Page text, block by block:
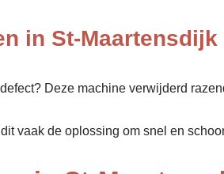
in St-Maartensdijk
Deze machine verwijderd
vaak de oplossing om snel en